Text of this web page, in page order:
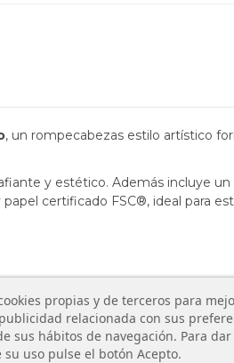
, un rompecabezas estilo artístico
y estético. Además incluye
certificado FSC®, ideal para
propias y de terceros para
relacionada con sus
sus hábitos de navegación. Para dar
uso pulse el botón Acepto.